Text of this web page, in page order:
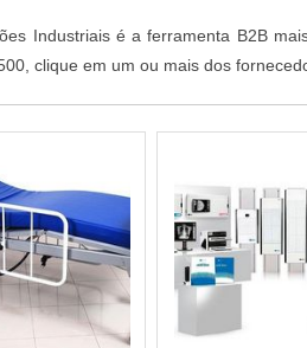
Industriais é a ferramenta B2B
clique em um ou mais dos